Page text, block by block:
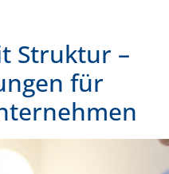
Struktur –
für